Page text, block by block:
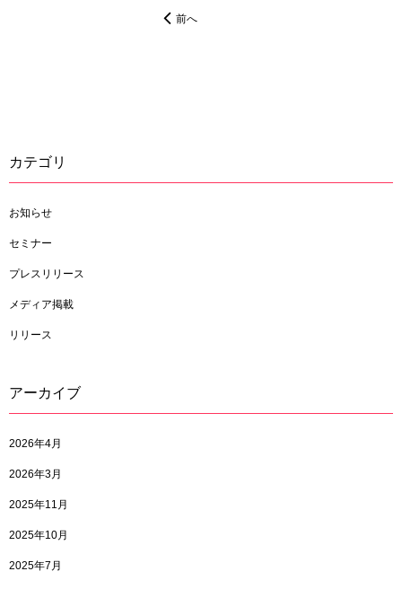
前へ
カテゴリ
お知らせ
セミナー
プレスリリース
メディア掲載
リリース
アーカイブ
2026年4月
2026年3月
2025年11月
2025年10月
2025年7月